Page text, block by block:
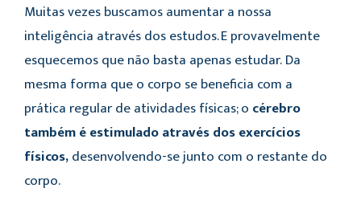
Muitas vezes buscamos aumentar a nossa
inteligência através dos estudos. E provavelmente
esquecemos que não basta apenas estudar.Da
mesma forma que o corpo se beneficia com a
prática regular de atividades físicas; o cérebro
também é estimulado através dos exercícios
físicos,desenvolvendo-se junto com o restante do
corpo.